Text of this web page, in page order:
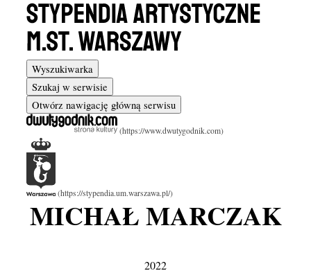
Wyszukiwarka
Szukaj w serwisie
Otwórz nawigację główną serwisu
MICHAŁ MARCZAK
2022